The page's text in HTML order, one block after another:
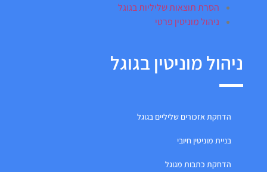
הסרת תוצאות שליליות בגוגל
ניהול מוניטין פרטי
ניהול מוניטין בגוגל
הדחקת אזכורים שליליים בגוגל
בניית מוניטין חיובי
הדחקת כתבות מגוגל